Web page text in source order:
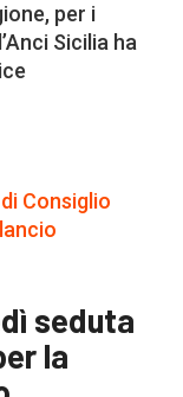
per i
Sicilia ha
seduta
la